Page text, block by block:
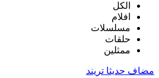
الكل
افلام
مسلسلات
حلقات
ممثلين
مضاف حديثا تريند